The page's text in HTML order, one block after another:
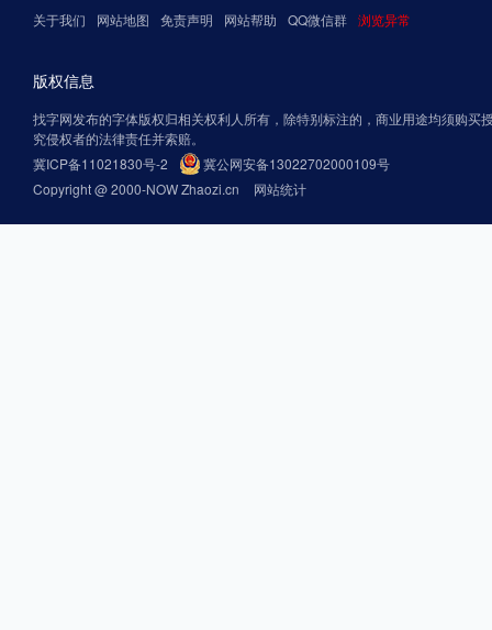
关于我们 网站地图 免责声明 网站帮助 QQ微信群 浏览异常
版权信息
找字网发布的字体版权归相关权利人所有，除特别标注的，商业用途均须购买
究侵权者的法律责任并索赔。
冀ICP备11021830号-2
冀公网安备13022702000109号
Copyright @ 2000-NOW Zhaozi.cn
网站统计